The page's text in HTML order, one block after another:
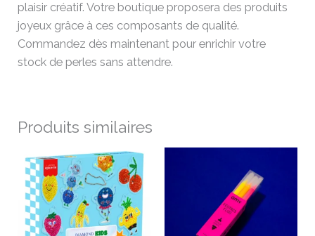
plaisir créatif. Votre boutique proposera des produits
joyeux grâce à ces composants de qualité.
Commandez dès maintenant pour enrichir votre
stock de perles sans attendre.
Produits similaires